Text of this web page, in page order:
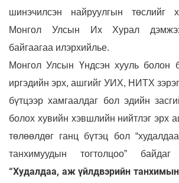
шинэчилсэн найруулгын төслийг
Монгол Улсын Их Хурал
байгаагаа илэрхийлье.
Монгол Улсын Үндсэн хууль болон
иргэдийн эрх, ашгийг УИХ, НИТХ
бүтцээр хамгаалдаг бол эдийн
болох хувийн хэвшлийн нийтлэг эрх
төлөөлдөг ганц бүтэц бол
танхимуудын тогтолцоо”
“Худалдаа, аж үйлдвэрийн танхимын